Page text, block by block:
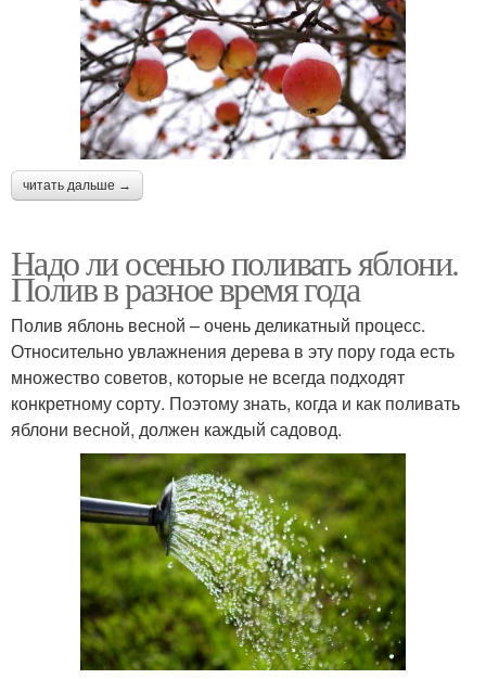
читать дальше →
Надо ли осенью поливать яблони.
Полив в разное время года
Полив яблонь весной – очень деликатный процесс.
Относительно увлажнения дерева в эту пору года есть
множество советов, которые не всегда подходят
конкретному сорту. Поэтому знать, когда и как поливать
яблони весной, должен каждый садовод.